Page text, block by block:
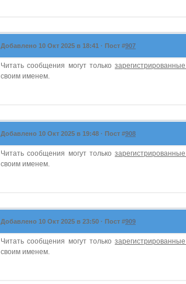
Добавлено 10 Окт 2025 в 18:41 · Пост #907
Читать сообщения могут толькозарегистрированные
своим именем.
Добавлено 10 Окт 2025 в 19:48 · Пост #908
Читать сообщения могут толькозарегистрированные
своим именем.
Добавлено 10 Окт 2025 в 23:50 · Пост #909
Читать сообщения могут толькозарегистрированные
своим именем.